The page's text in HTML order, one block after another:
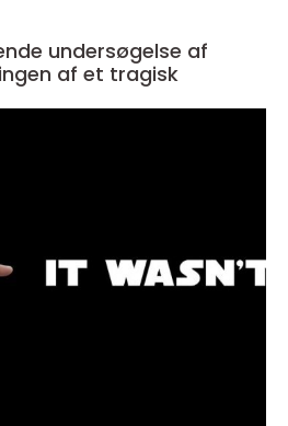
undersøgelse af
af et tragisk